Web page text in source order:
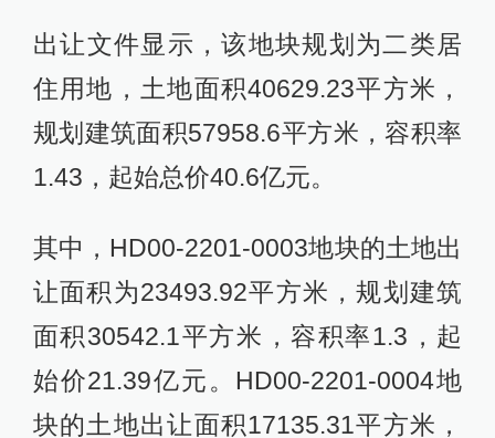
出让文件显示，该地块规划为二类居
住用地，土地面积40629.23平方米，
规划建筑面积57958.6平方米，容积率
1.43，起始总价40.6亿元。
其中，HD00-2201-0003地块的土地出
让面积为23493.92平方米，规划建筑
面积30542.1平方米，容积率1.3，起
始价21.39亿元。HD00-2201-0004地
块的土地出让面积17135.31平方米，